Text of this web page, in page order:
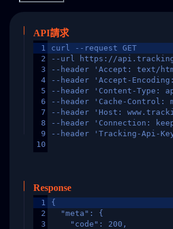
API請求
1
2
3
4
5
6
7
8
9
10
curl --request GET
--url https://
--header 'Accept: text/
--header 'Accept-
--header 'Content-Type:
--header 'Cache-Control:
--header 'Host:
--header 'Connection:
--header 'Tracking-Api-
Response
1
2
3
{
  "meta": {
    "code": 200,